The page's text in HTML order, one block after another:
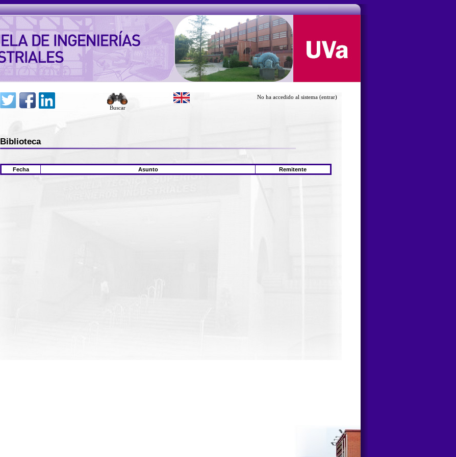
Buscar
No ha accedido al sistema (entrar)
Biblioteca
Fecha Asunto Remitente